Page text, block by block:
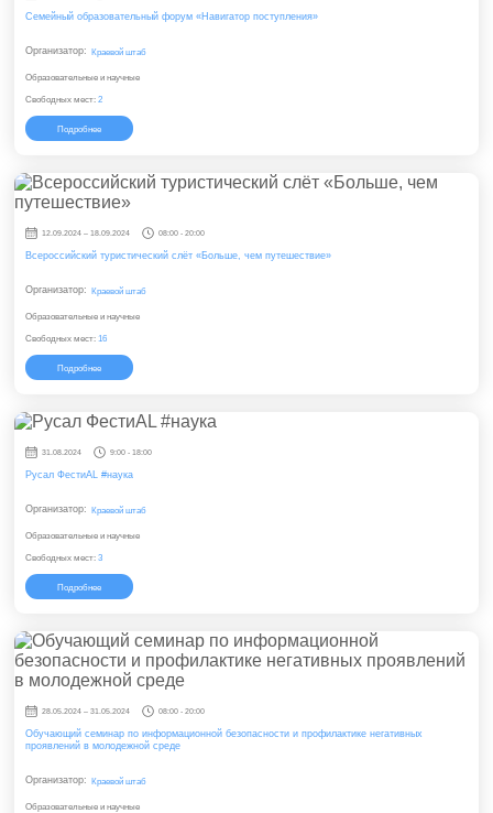
Семейный образовательный форум «Навигатор поступления»
Организатор: Краевой штаб
Образовательные и научные
Свободных мест: 2
Подробнее
12.09.2024 – 18.09.2024 08:00 - 20:00
Всероссийский туристический слёт «Больше, чем путешествие»
Организатор: Краевой штаб
Образовательные и научные
Свободных мест: 16
Подробнее
31.08.2024 9:00 - 18:00
Русал ФестиAL #наука
Организатор: Краевой штаб
Образовательные и научные
Свободных мест: 3
Подробнее
28.05.2024 – 31.05.2024 08:00 - 20:00
Обучающий семинар по информационной безопасности и профилактике негативных
проявлений в молодежной среде
Организатор: Краевой штаб
Образовательные и научные